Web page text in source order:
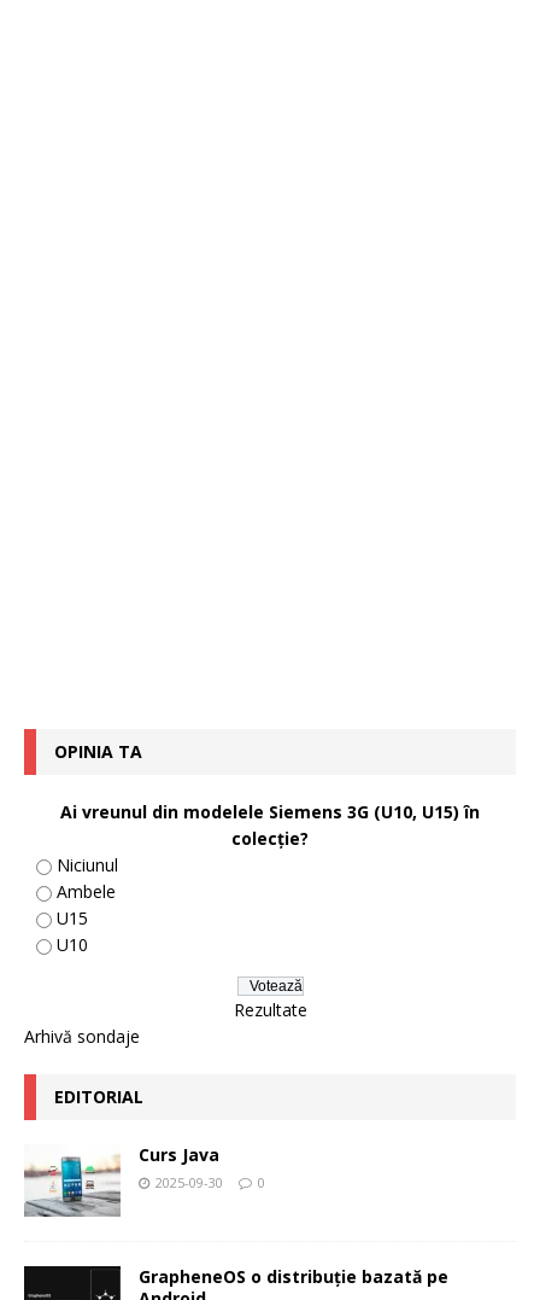
OPINIA TA
Ai vreunul din modelele Siemens 3G (U10, U15) în
colecţie?
Niciunul
Ambele
U15
U10
Rezultate
Arhivă sondaje
EDITORIAL
Curs Java
2025-09-30 0
GrapheneOS o distribuție bazată pe